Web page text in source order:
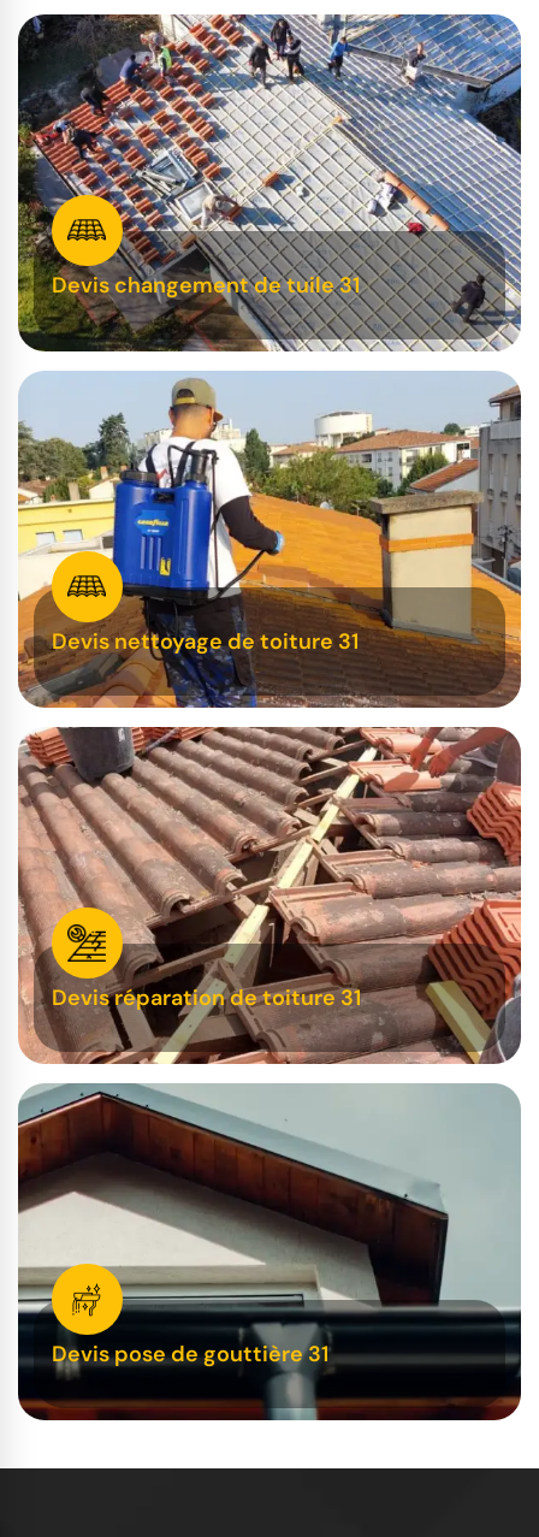
Devis changement de tuile 31
Devis nettoyage de toiture 31
Devis réparation de toiture 31
Devis pose de gouttière 31